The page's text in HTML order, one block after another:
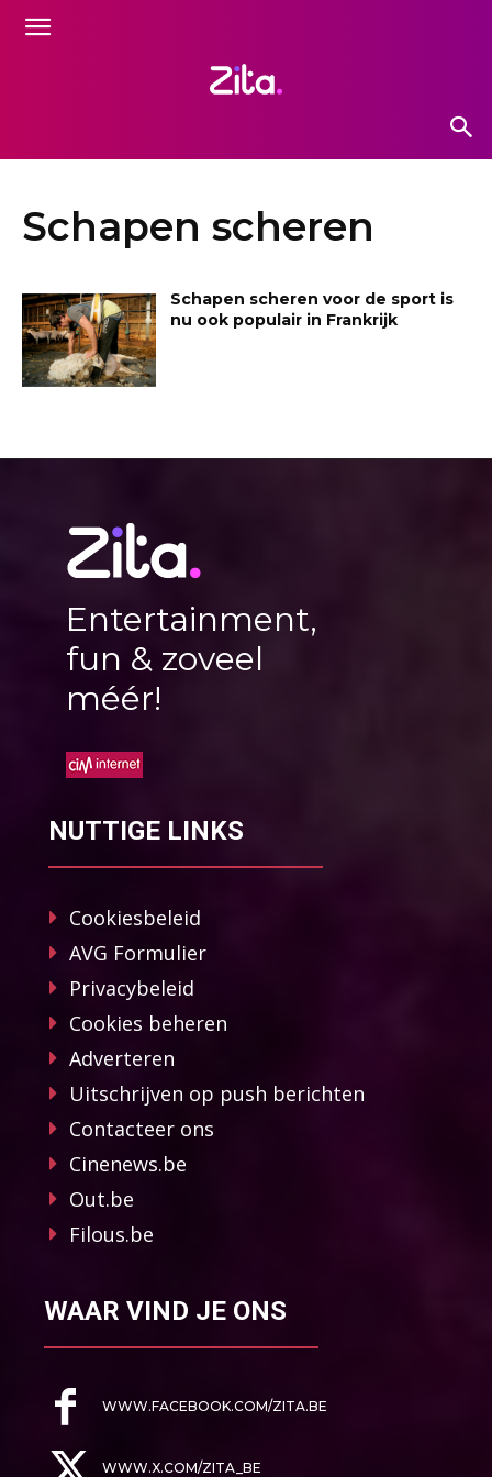
Schapen scheren
Schapen scheren voor de sport is
nu ook populair in Frankrijk
Entertainment,
fun & zoveel
méér!
NUTTIGE LINKS
Cookiesbeleid
AVG Formulier
Privacybeleid
Cookies beheren
Adverteren
Uitschrijven op push berichten
Contacteer ons
Cinenews.be
Out.be
Filous.be
WAAR VIND JE ONS
WWW.FACEBOOK.COM/ZITA.BE
WWW.X.COM/ZITA_BE